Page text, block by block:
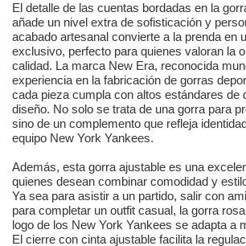
El detalle de las cuentas bordadas en la
añade un nivel extra de sofisticación y
acabado artesanal convierte a la prenda en
exclusivo, perfecto para quienes valoran la
calidad. La marca New Era, reconocida
experiencia en la fabricación de gorras
cada pieza cumpla con altos estándares de
diseño. No solo se trata de una gorra para
sino de un complemento que refleja
equipo New York Yankees.
Además, esta gorra ajustable es una
quienes desean combinar comodidad y
Ya sea para asistir a un partido, salir con
para completar un outfit casual, la gorra
logo de los New York Yankees se adapta a
El cierre con cinta ajustable facilita la